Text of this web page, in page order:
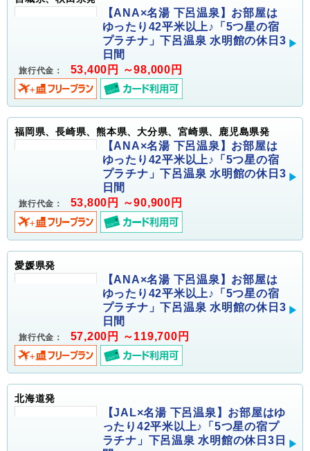
【ANA×名湯 下呂温泉】お部屋は
ゆったり42平米以上♪「5つ星の宿
プラチナ」下呂温泉 水明館の休日3
日間
旅行代金： 53,400円 ～98,000円
福岡県、長崎県、熊本県、大分県、宮崎県、鹿児島県発
【ANA×名湯 下呂温泉】お部屋は
ゆったり42平米以上♪「5つ星の宿
プラチナ」下呂温泉 水明館の休日3
日間
旅行代金： 53,800円 ～90,900円
愛媛県発
【ANA×名湯 下呂温泉】お部屋は
ゆったり42平米以上♪「5つ星の宿
プラチナ」下呂温泉 水明館の休日3
日間
旅行代金： 57,200円 ～119,700円
北海道発
【JAL×名湯 下呂温泉】お部屋はゆ
ったり42平米以上♪「5つ星の宿プ
ラチナ」下呂温泉 水明館の休日3日